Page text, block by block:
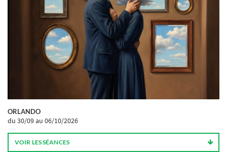
ORLANDO
du 30/09au 06/10/2026
VOIR LES SÉANCES